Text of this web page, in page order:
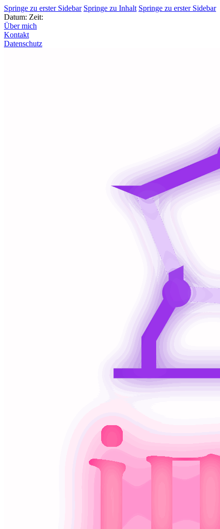
Springe zu erster Sidebar Springe zu Inhalt Springe zu erster Sidebar
Datum: Zeit:
Über mich
Kontakt
Datenschutz